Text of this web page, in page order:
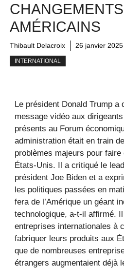
CHANGEMENTS
AMÉRICAINS
Thibault Delacroix 26 janvier 2025
INTERNATIONAL
Le président Donald Trump a
message vidéo aux
présents au Forum
administration était en train
problèmes majeurs pour
États-Unis. Il a critiqué le
président Joe Biden et a
les politiques passées en
fera de l’Amérique un géant
technologique, a-t-il affirmé.
entreprises internationales à
fabriquer leurs produits aux
que de nombreuses
étrangers augmentaient déjà